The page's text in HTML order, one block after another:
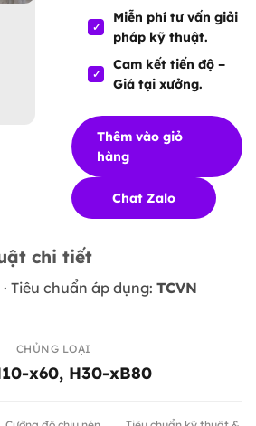
Miễn phí tư vấn giải
pháp kỹ thuật.
Cam kết tiến độ –
Giá tại xưởng.
Thêm vào giỏ
hàng
Chat Zalo
chi tiết
· Tiêu chuẩn áp dụng: TCVN
CHỦNG LOẠI
x60, H30-xB80